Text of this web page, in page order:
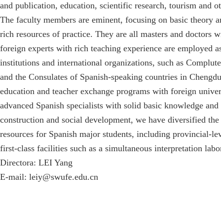
and publication, education, scientific research, tourism and
The faculty members are eminent, focusing on basic theory
rich resources of practice. They are all masters and doctors
foreign experts with rich teaching experience are employed
institutions and international organizations, such as
and the Consulates of Spanish-speaking countries in
education and teacher exchange programs with foreign
advanced Spanish specialists with solid basic knowledge
construction and social development, we have diversified
resources for Spanish major students, including provincial-
first-class facilities such as a simultaneous interpretation
Directora: LEI Yang
E-mail: leiy@swufe.edu.cn